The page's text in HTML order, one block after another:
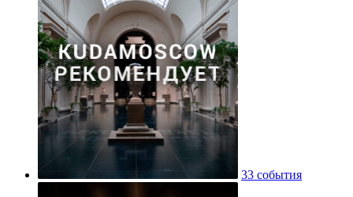
33 события